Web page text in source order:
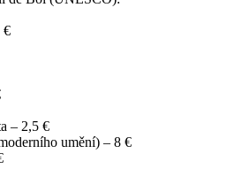
€
– 2,5 €
umění) – 8 €